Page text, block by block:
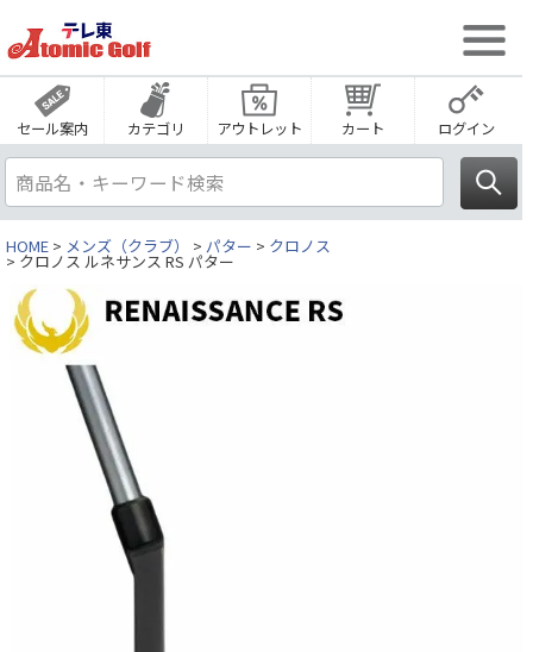
セール案内 カテゴリ アウトレット カート ログイン
HOME メンズ（クラブ） パター クロノス
クロノス ルネサンス RS パター